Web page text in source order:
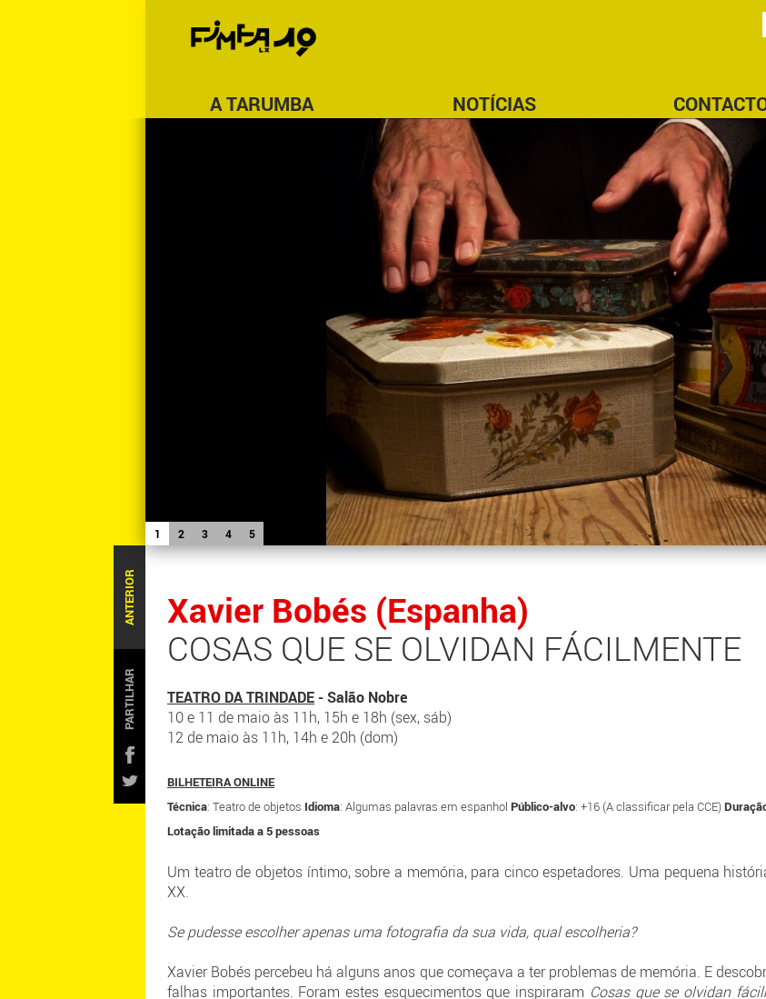
A TARUMBA NOTÍCIAS
1 2 3 4 5
ANTERIOR
PARTILHAR
Xavier Bobés (Espanha)
COSAS QUE SE OLVIDAN FÁCILMENTE
TEATRO DA TRINDADE - Salão Nobre
10 e 11 de maio às 11h, 15h e 18h (sex, sáb)
12 de maio às 11h, 14h e 20h (dom)
BILHETEIRA ONLINE
Técnica: Teatro de objetos Idioma: Algumas palavras em espanhol Público-alvo: +16 (A classificar pela CCE)
Lotação limitada a 5 pessoas
Um teatro de objetos íntimo, sobre a memória, para cinco espetadores. Uma pequena
XX.
Se pudesse escolher apenas uma fotografia da sua vida, qual escolheria?
Xavier Bobés percebeu há alguns anos que começava a ter problemas de memória. E
falhas importantes. Foram estes esquecimentos que inspiraram Cosas que se olvidan